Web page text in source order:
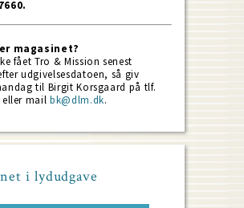
magasinet?
fået Tro & Mission senest
udgivelsesdatoen, så giv
til Birgit Korsgaard på tlf.
eller mailbk@dlm.dk.
i lydudgave